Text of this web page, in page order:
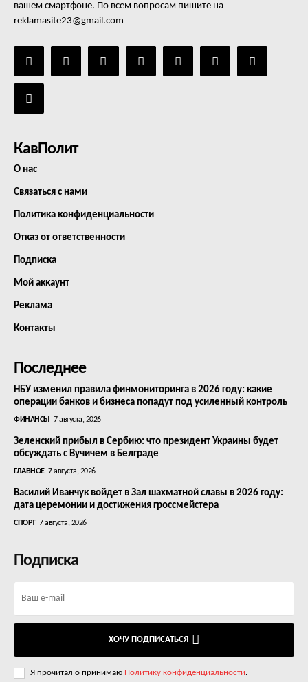
вашем смартфоне. По всем вопросам пишите на
reklamasite23@gmail.com
КавПолит
О нас
Связаться с нами
Политика конфиденциальности
Отказ от ответственности
Подписка
Мой аккаунт
Реклама
Контакты
Последнее
НБУ изменил правила финмониторинга в 2026 году: какие
операции банков и бизнеса попадут под усиленный контроль
ФИНАНСЫ 7 августа, 2026
Зеленский прибыл в Сербию: что президент Украины будет
обсуждать с Вучичем в Белграде
ГЛАВНОЕ 7 августа, 2026
Василий Иванчук войдет в Зал шахматной славы в 2026 году:
дата церемонии и достижения гроссмейстера
СПОРТ 7 августа, 2026
Подписка
ХОЧУ ПОДПИСАТЬСЯ
Я прочитал о принимаю Политику конфиденциальности.